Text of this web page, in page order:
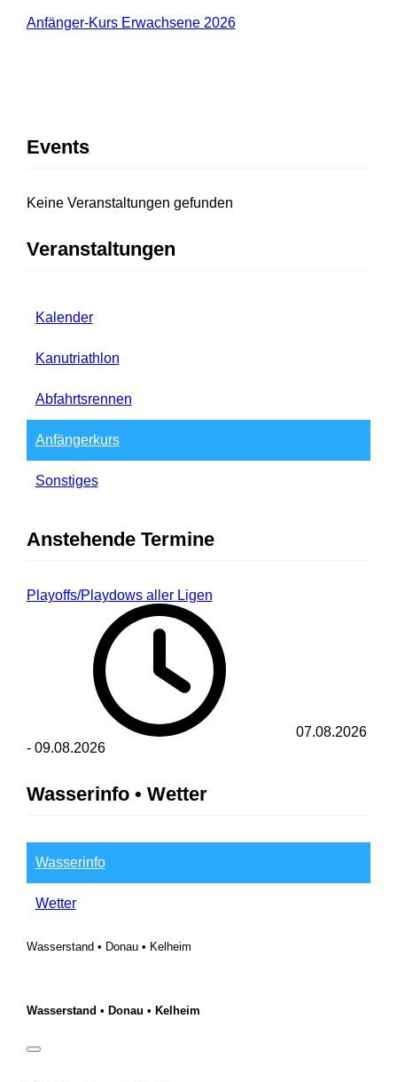
Anfänger-Kurs Erwachsene 2026
Events
Keine Veranstaltungen gefunden
Veranstaltungen
Kalender
Kanutriathlon
Abfahrtsrennen
Anfängerkurs
Sonstiges
Anstehende Termine
Playoffs/Playdows aller Ligen
07.08.2026
- 09.08.2026
Wasserinfo • Wetter
Wasserinfo
Wetter
Wasserstand • Donau • Kelheim
Wasserstand • Donau • Kelheim